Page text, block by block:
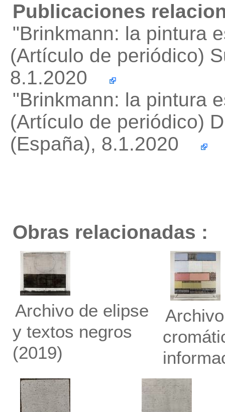
Publicaciones
"Brinkmann: la pintura
(Artículo de periódico)
8.1.2020
"Brinkmann: la pintura
(Artículo de periódico)
(España), 8.1.2020
Obras relacionadas :
Archivo de elipse
y textos negros
(2019)